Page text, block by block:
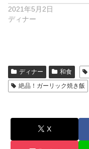
2021年5月2日
ディナー
ディナー 和食
絶品！ガーリック焼き飯
X